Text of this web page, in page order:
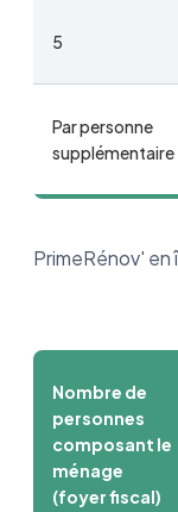
5
Par personne
supplémentaire
PrimeRénov'
Nombre de
personnes
composant le
ménage
(foyer fiscal)